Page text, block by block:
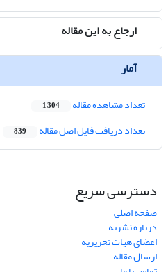
ارجاع به این مقاله
آمار
تعداد مشاهده مقاله 1,304
تعداد دریافت فایل اصل مقاله 839
دسترسی سریع
صفحه اصلی
درباره نشریه
اعضای هیات تحریریه
ارسال مقاله